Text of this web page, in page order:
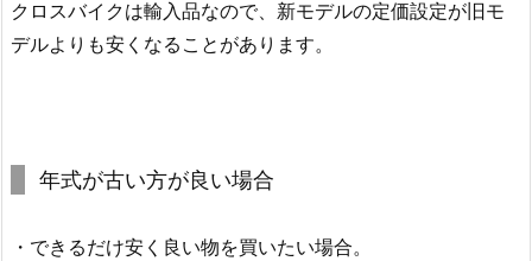
クロスバイクは輸入品なので、新モデルの定価設定が旧モ
デルよりも安くなることがあります。
年式が古い方が良い場合
・できるだけ安く良い物を買いたい場合。